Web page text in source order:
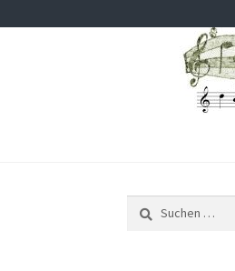
Zur
Navigation
springen
Zum
Inhalt
springen
nach: